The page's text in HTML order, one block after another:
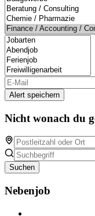
Alert speichern
Nicht wonach du
Suchen
Nebenjob